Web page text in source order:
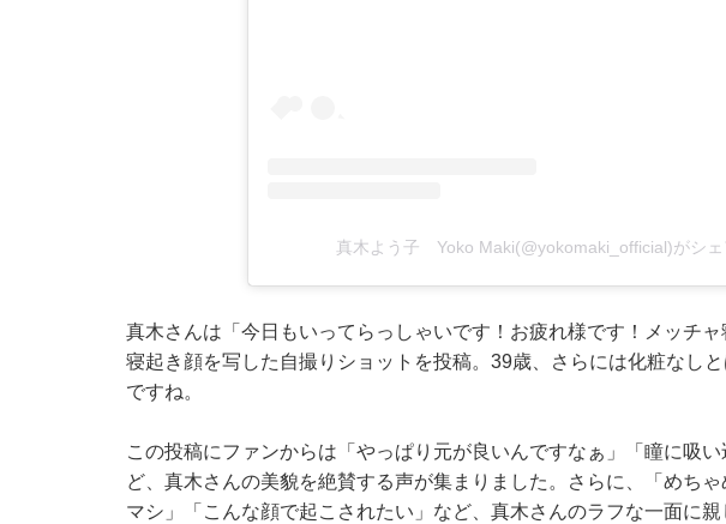
真木よう子 Yoko Maki(@yokomaki_official)がシェ
真木さんは「今日もいってらっしゃいです！お疲れ様です！メッチ
寝起き顔を写した自撮りショットを投稿。39歳、さらには化粧なし
ですね。
この投稿にファンからは「やっぱり元が良いんですなぁ」「瞳に吸
ど、真木さんの美貌を絶賛する声が集まりました。さらに、「めち
マシ」「こんな顔で起こされたい」など、真木さんのラフな一面に